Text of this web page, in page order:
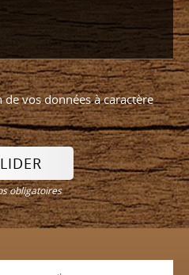
vos données à caractère
obligatoires